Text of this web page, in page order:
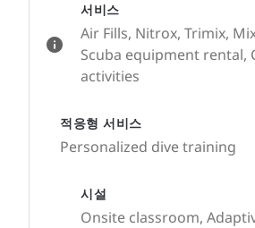
서비스
Air Fills, Nitrox, Trimix,
Scuba equipment rental,
activities
적응형 서비스
Personalized dive training
시설
Onsite classroom,